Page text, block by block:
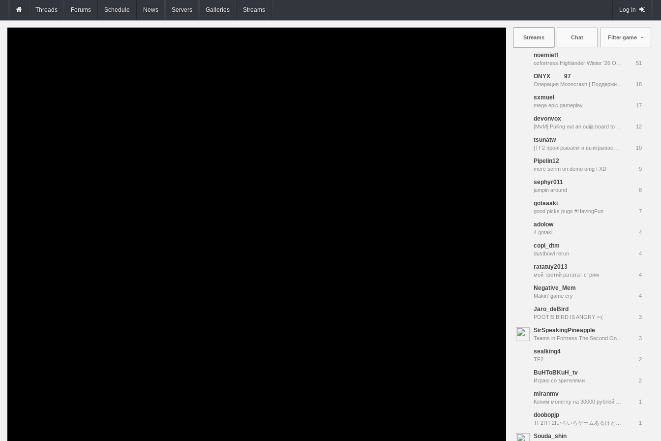
Threads Forums Schedule News Servers Galleries Streams Log In
Streams Chat Filter game
noemietf
51
ONYX____97
18
sxmuel
mega epic gameplay 17
devonvox
12
tsunatw
10
Pipelin12
merc scrim on demo omg ! XD 9
sephyr011
jumpin around 8
gotaaaki
good picks pugs #HavingFun 7
adolow
4 gotaki 4
copi_dtm
dustbowl rerun 4
ratatuy2013
мой третий рататат стрим 4
Negative_Mem
Makin' game cry 4
Jaro_deBird
POOTIS BIRD IS ANGRY >:( 3
SirSpeakingPineapple
3
sealking4
TF2 2
BuHToBKuH_tv
Играю со зрителями 2
miranmv
1
doobopjp
1
Souda_shin